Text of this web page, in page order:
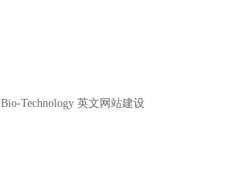
Bio-Technology 英文网站建设